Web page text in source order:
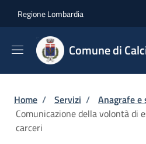
Regione Lombardia
Comune di
Briciole di pane
Home / Servizi / Anagrafe
Comunicazione della volontà di
carceri